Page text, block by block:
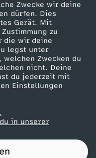
Zwecke wir deine
dürfen. Dies
Gerät. Mit
zu
die wir deine
legst unter
Zwecken du
nicht. Deine
du jederzeit mit
Einstellungen
in unserer